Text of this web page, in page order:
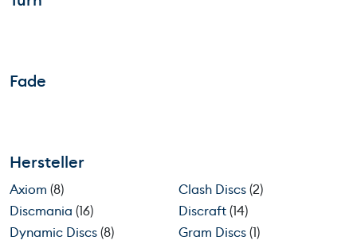
Fade
Hersteller
Axiom (8) Clash Discs(2)
Discmania (16) Discraft(14)
Dynamic Discs(8) Gram Discs(1)